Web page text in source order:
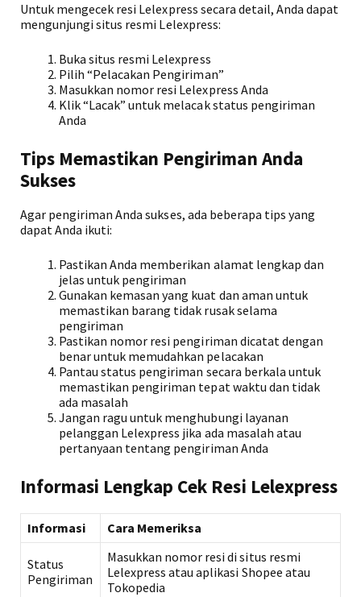
Untuk mengecek resi Lelexpress secara detail, Anda dapat
mengunjungi situs resmi Lelexpress:
Buka situs resmi Lelexpress
Pilih “Pelacakan Pengiriman”
Masukkan nomor resi Lelexpress Anda
Klik “Lacak” untuk melacak status pengiriman
Anda
Tips Memastikan Pengiriman Anda
Sukses
Agar pengiriman Anda sukses, ada beberapa tips yang
dapat Anda ikuti:
Pastikan Anda memberikan alamat lengkap dan
jelas untuk pengiriman
Gunakan kemasan yang kuat dan aman untuk
memastikan barang tidak rusak selama
pengiriman
Pastikan nomor resi pengiriman dicatat dengan
benar untuk memudahkan pelacakan
Pantau status pengiriman secara berkala untuk
memastikan pengiriman tepat waktu dan tidak
ada masalah
Jangan ragu untuk menghubungi layanan
pelanggan Lelexpress jika ada masalah atau
pertanyaan tentang pengiriman Anda
Informasi Lengkap Cek Resi Lelexpress
Informasi Cara Memeriksa
Status
Pengiriman
Masukkan nomor resi di situs resmi
Lelexpress atau aplikasi Shopee atau
Tokopedia